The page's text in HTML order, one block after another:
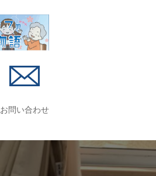
お問い合わせ